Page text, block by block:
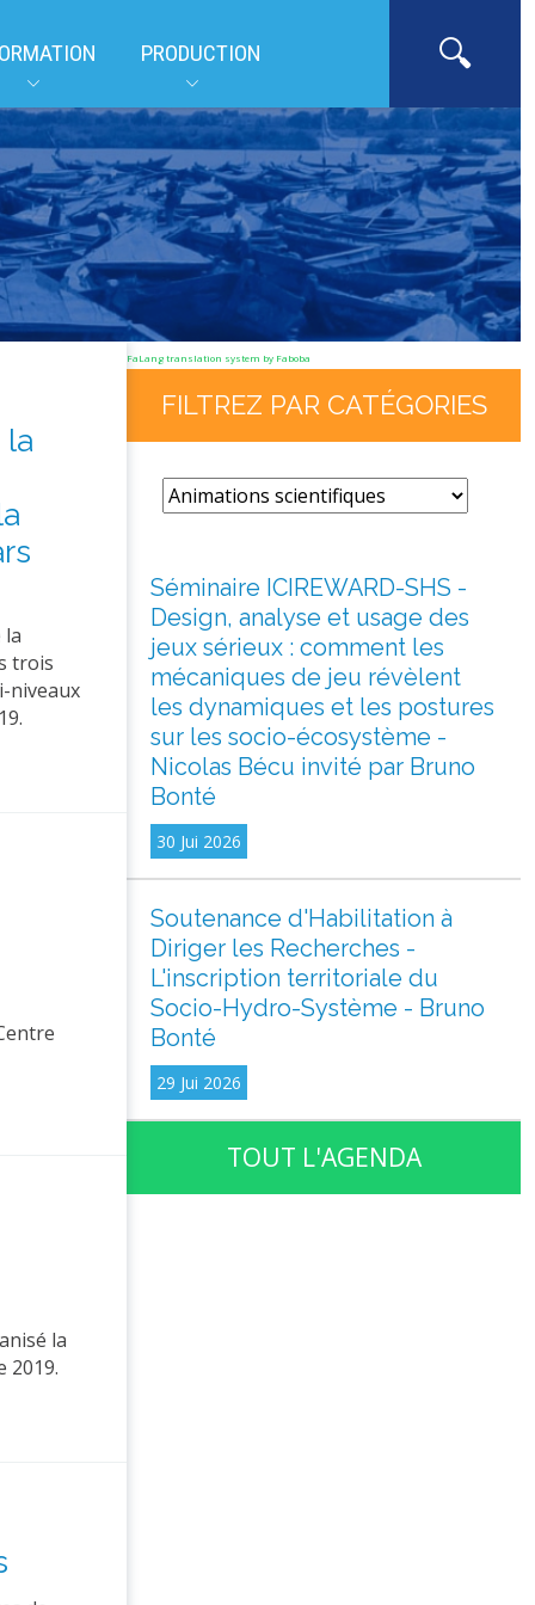
PRODUCTION
la
la
trois
niveaux
la
2019.
FaLang translation system by Faboba
FILTREZ PAR CATÉGORIES
Séminaire ICIREWARD-SHS -
Design, analyse et usage des
jeux sérieux : comment les
mécaniques de jeu révèlent
les dynamiques et les postures
sur les socio-écosystème -
Nicolas Bécu invité par Bruno
Bonté
30 Jui 2026
Soutenance d'Habilitation à
Diriger les Recherches -
L'inscription territoriale du
Socio-Hydro-Système - Bruno
Bonté
29 Jui 2026
TOUT L'AGENDA